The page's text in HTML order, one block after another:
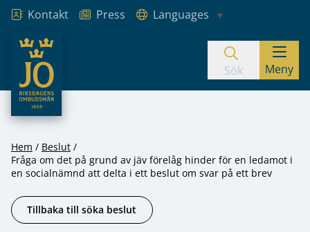
Hoppa till innehåll
Kontakt Press
Languages
JO – Riksdagens Ombudsmän
Sök Meny
Hem
Beslut
Fråga om det på grund av jäv förelåg hinder för en ledamot i
en socialnämnd att delta i ett beslut om svar på ett brev
Tillbaka till söka beslut